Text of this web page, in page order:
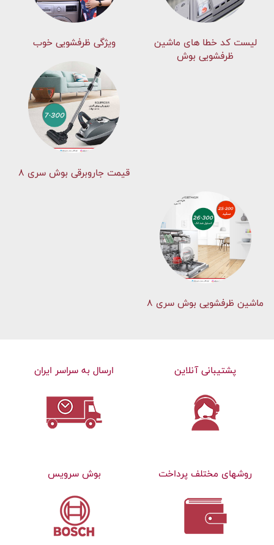
لیست کد خطا های ماشين
ظرفشویی بوش
ویژگی ظرفشویی خوب
قیمت جاروبرقی بوش سری ۸
ماشین ظرفشویی بوش سری 8
پشتیبانی آنلاین ارسال به سراسر ایران
روشهای مختلف پرداخت بوش سرویس